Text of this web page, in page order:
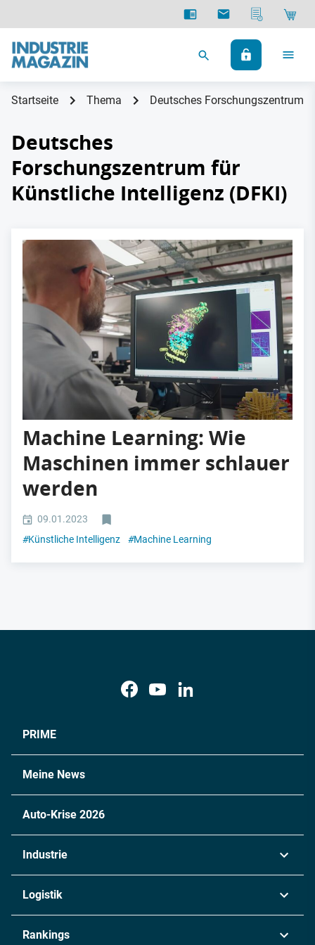
Startseite Thema Deutsches Forschungszentrum
Deutsches
Forschungszentrum für
Künstliche Intelligenz (DFKI)
Machine Learning: Wie
Maschinen immer schlauer
werden
09.01.2023
#Künstliche Intelligenz #Machine Learning
PRIME
Meine News
Auto-Krise 2026
Industrie
Chemie
Logistik
Rankings